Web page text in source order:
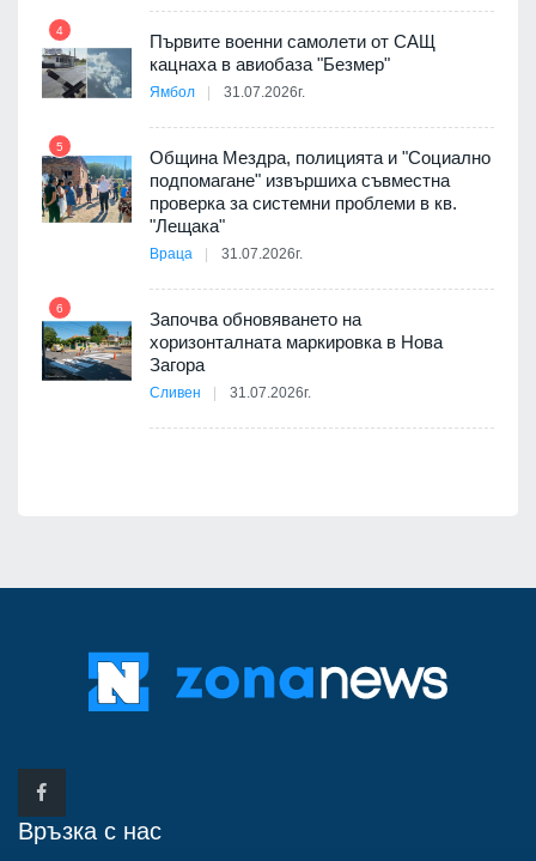
4
Първите военни самолети от САЩ
кацнаха в авиобаза "Безмер"
Ямбол 31.07.2026г.
5
Община Мездра, полицията и "Социално
подпомагане" извършиха съвместна
проверка за системни проблеми в кв.
"Лещака"
Враца 31.07.2026г.
6
Започва обновяването на
хоризонталната маркировка в Нова
Загора
Сливен 31.07.2026г.
Връзка с нас